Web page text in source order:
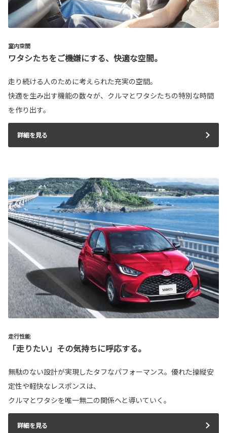
室内空間
ワタシたちをご機嫌にする、快適な空間。
走り続ける人のために考えられた充実の空間。
快適を生み出す機能の数々が、クルマとワタシたちの特別な時間
を作り出す。
詳細を見る
走行性能
「走りたい」その気持ちに呼応する。
無駄のない設計が実現したタフなパフォーマンス。優れた操縦安
定性や軽快なレスポンスは、
クルマとワタシを唯一無二の関係へと導いていく。
詳細を見る